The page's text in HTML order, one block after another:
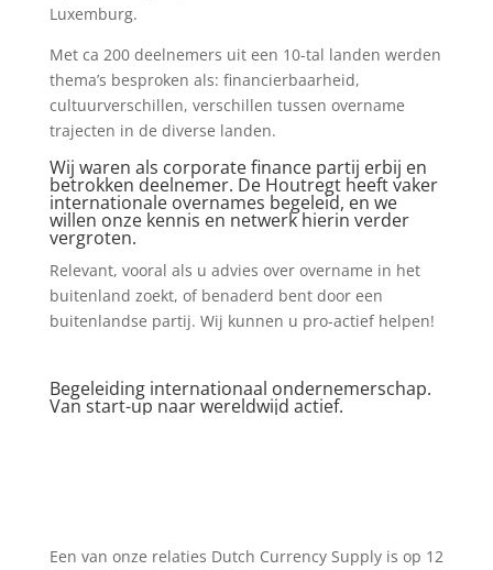
Luxemburg.
Met ca 200 deelnemers uit een 10-tal landen werden
thema’s besproken als: financierbaarheid,
cultuurverschillen, verschillen tussen overname
trajecten in de diverse landen.
Wij waren als corporate finance partij erbij en
betrokken deelnemer. De Houtregt heeft vaker
internationale overnames begeleid, en we
willen onze kennis en netwerk hierin verder
vergroten.
Relevant, vooral als u advies over overname in het
buitenland zoekt, of benaderd bent door een
buitenlandse partij. Wij kunnen u pro-actief helpen!
Begeleiding internationaal ondernemerschap.
Van start-up naar wereldwijd actief.
Een van onze relaties Dutch Currency Supply is op 12